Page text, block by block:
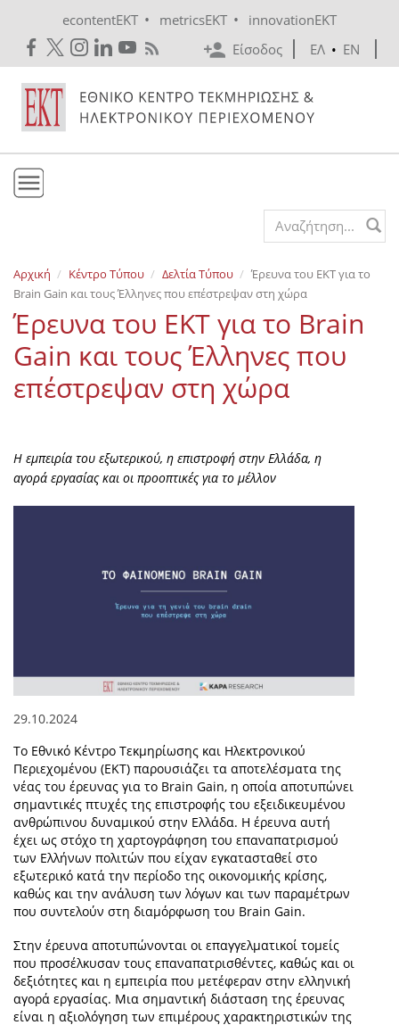
econtentEKT • metricsEKT •
innovationEKT
Είσοδος
ΕΛ • EN
Εκδόσεις
Επικοινωνία
Search form
Αρχική Κέντρο Τύπου Δελτία Τύπου
Έρευνα του ΕΚΤ για το
Brain Gain και τους Έλληνες που επέστρεψαν στη χώρα
Έρευνα του ΕΚΤ για το Brain
Gain και τους Έλληνες που
επέστρεψαν στη χώρα
Η εμπειρία του εξωτερικού, η επιστροφή στην Ελλάδα, η
αγορά εργασίας και οι προοπτικές για το μέλλον
29.10.2024
Το Εθνικό Κέντρο Τεκμηρίωσης και Ηλεκτρονικού
Περιεχομένου (ΕΚΤ) παρουσιάζει τα αποτελέσματα της
νέας του έρευνας για το Brain Gain, η οποία αποτυπώνει
σημαντικές πτυχές της επιστροφής του εξειδικευμένου
ανθρώπινου δυναμικού στην Ελλάδα. Η έρευνα αυτή
έχει ως στόχο τη χαρτογράφηση του επαναπατρισμού
των Ελλήνων πολιτών που είχαν εγκατασταθεί στο
εξωτερικό κατά την περίοδο της οικονομικής κρίσης,
καθώς και την ανάλυση των λόγων και των παραμέτρων
που συντελούν στη διαμόρφωση του Brain Gain.
Στην έρευνα αποτυπώνονται οι επαγγελματικοί τομείς
που προσέλκυσαν τους επαναπατρισθέντες, καθώς και οι
δεξιότητες και η εμπειρία που μετέφεραν στην ελληνική
αγορά εργασίας. Μια σημαντική διάσταση της έρευνας
είναι η αξιολόγηση των επιμέρους χαρακτηριστικών της